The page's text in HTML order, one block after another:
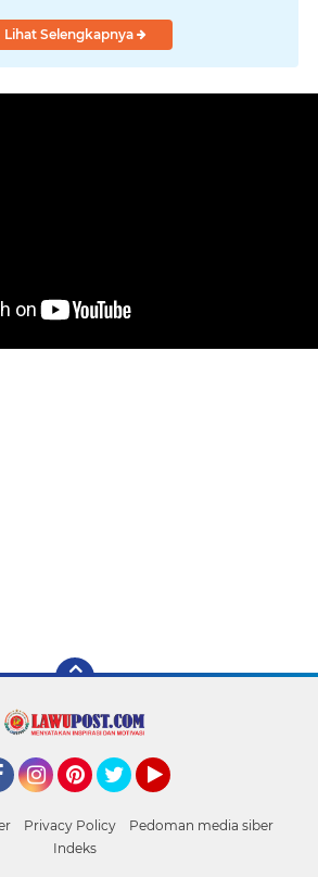
Lihat Selengkapnya
Privacy Policy
Pedoman media siber
Indeks